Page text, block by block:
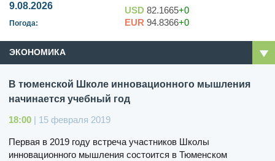
9.08.2026
Погода:
USD 82.1665+0
EUR 94.8366+0
ЭКОНОМИКА
В тюменской Школе инновационного мышления
начинается учебный год
18:00 | 15 февраля 2019
Первая в 2019 году встреча участников Школы
инновационного мышления состоится в Тюменском